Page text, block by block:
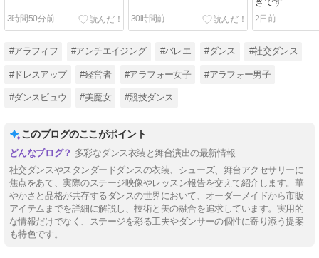
3時間50分前 30時間前
2日前
#アラフィフ #アンチエイジング #バレエ #ダンス #社交ダンス
#ドレスアップ #経営者 #アラフォー女子 #アラフォー男子
#ダンスビュウ #美魔女 #競技ダンス
このブログのここがポイント
多彩なダンス衣装と舞台演出の最新情報
社交ダンスやスタンダードダンスの衣装、シューズ、舞台アクセサリーに
焦点をあて、実際のステージ映像やレッスン報告を交えて紹介します。華
やかさと品格が共存するダンスの世界において、オーダーメイドから市販
アイテムまでを詳細に解説し、技術と美の融合を追求しています。実用的
な情報だけでなく、ステージを彩る工夫やダンサーの個性に寄り添う提案
も特色です。